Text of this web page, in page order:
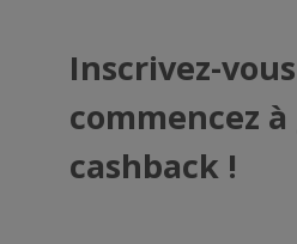
Inscrivez-
commencez
cashback !